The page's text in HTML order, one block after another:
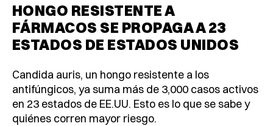
HONGO RESISTENTE A
FÁRMACOS SE PROPAGA A 23
ESTADOS DE ESTADOS UNIDOS
Candida auris, un hongo resistente a los
antifúngicos, ya suma más de 3,000 casos activos
en 23 estados de EE.UU. Esto es lo que se sabe y
quiénes corren mayor riesgo.